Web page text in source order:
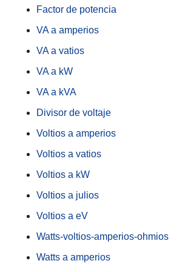
Factor de potencia
VA a amperios
VA a vatios
VA a kW
VA a kVA
Divisor de voltaje
Voltios a amperios
Voltios a vatios
Voltios a kW
Voltios a julios
Voltios a eV
Watts-voltios-amperios-ohmios
Watts a amperios